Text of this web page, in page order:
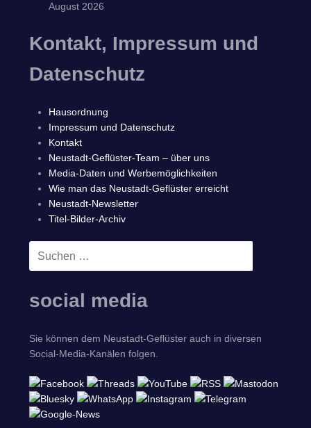
August 2026
Kontakt, Impressum und
Datenschutz
Hausordnung
Impressum und Datenschutz
Kontakt
Neustadt-Geflüster-Team – über uns
Media-Daten und Werbemöglichkeiten
Wie man das Neustadt-Geflüster erreicht
Neustadt-Newsletter
Titel-Bilder-Archiv
Suchen
social media
Sie können dem Neustadt-Geflüster auch in diversen
Social-Media-Kanälen folgen.